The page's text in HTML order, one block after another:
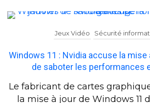
Jeux Vidéo Sécurité
Windows 11 : Nvidia accuse la mise
de saboter les performances
Le fabricant de cartes
la mise à jour de Windows 11